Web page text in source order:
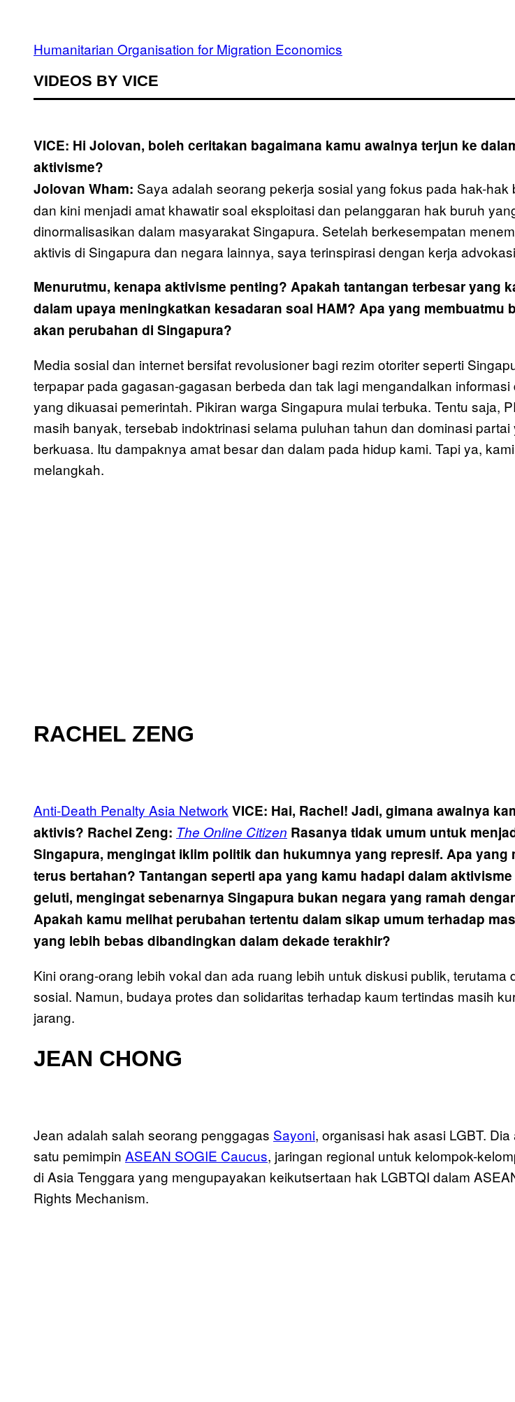
Humanitarian Organisation for Migration Economics
VIDEOS BY VICE
VICE: Hi Jolovan, boleh ceritakan bagaimana kamu awalnya terjun ke
aktivisme?
Jolovan Wham: Saya adalah seorang pekerja sosial yang fokus pada hak-hak
dan kini menjadi amat khawatir soal eksploitasi dan pelanggaran hak buruh
dinormalisasikan dalam masyarakat Singapura. Setelah berkesempatan
aktivis di Singapura dan negara lainnya, saya terinspirasi dengan kerja
Menurutmu, kenapa aktivisme penting? Apakah tantangan terbesar yang
dalam upaya meningkatkan kesadaran soal HAM? Apa yang membuatmu
akan perubahan di Singapura?
Media sosial dan internet bersifat revolusioner bagi rezim otoriter seperti
terpapar pada gagasan-gagasan berbeda dan tak lagi mengandalkan informasi
yang dikuasai pemerintah. Pikiran warga Singapura mulai terbuka. Tentu saja,
masih banyak, tersebab indoktrinasi selama puluhan tahun dan dominasi partai
berkuasa. Itu dampaknya amat besar dan dalam pada hidup kami. Tapi ya,
melangkah.
RACHEL ZENG
Anti-Death Penalty Asia Network VICE: Hai, Rachel! Jadi, gimana awalnya
aktivis? Rachel Zeng: The Online Citizen Rasanya tidak umum untuk
Singapura, mengingat iklim politik dan hukumnya yang represif. Apa yang
terus bertahan? Tantangan seperti apa yang kamu hadapi dalam
geluti, mengingat sebenarnya Singapura bukan negara yang ramah
Apakah kamu melihat perubahan tertentu dalam sikap umum terhadap
yang lebih bebas dibandingkan dalam dekade terakhir?
Kini orang-orang lebih vokal dan ada ruang lebih untuk diskusi publik, terutama
sosial. Namun, budaya protes dan solidaritas terhadap kaum tertindas masih
jarang.
JEAN CHONG
Jean adalah salah seorang penggagas Sayoni, organisasi hak asasi LGBT.
satu pemimpin ASEAN SOGIE Caucus, jaringan regional untuk kelompok-
di Asia Tenggara yang mengupayakan keikutsertaan hak LGBTQI dalam
Rights Mechanism.